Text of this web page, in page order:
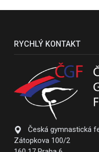
RYCHLÝ KONTAKT
Česká gymnastická
Zátopkova 100/2